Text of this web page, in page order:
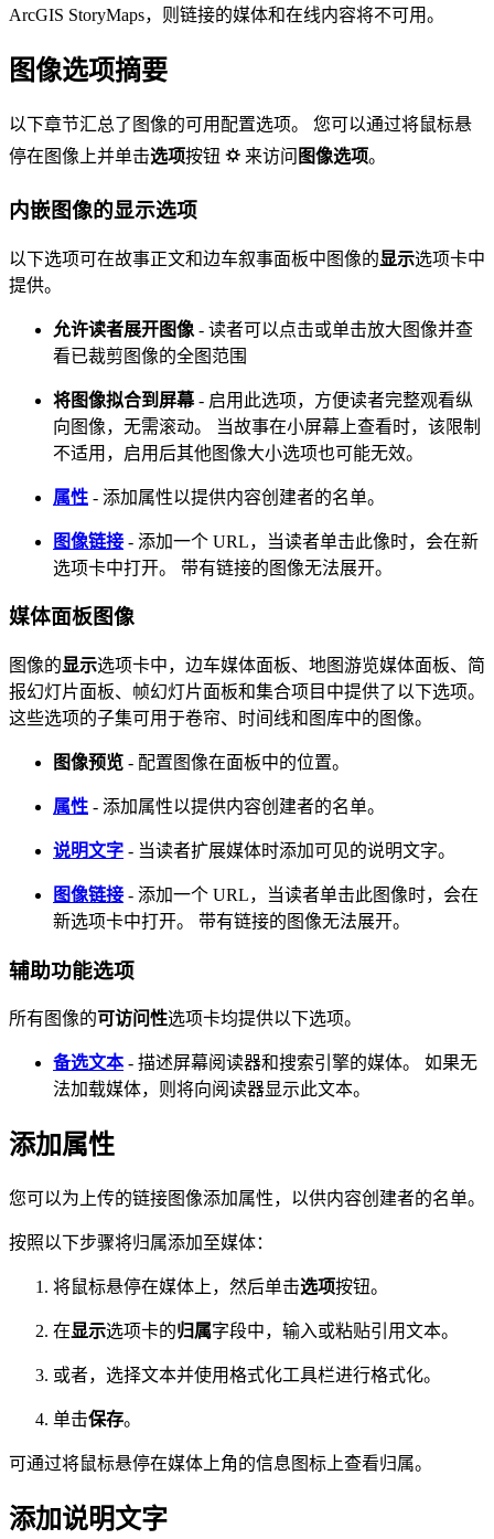
ArcGIS StoryMaps，则链接的媒体和在线内容将不可用。
图像选项摘要
以下章节汇总了图像的可用配置选项。 您可以通过将鼠标悬
停在图像上并单击选项按钮 ⛭ 来访问 图像选项。
内嵌图像的显示选项
以下选项可在故事正文和边车叙事面板中图像的显示选项卡中
提供。
允许读者展开图像 - 读者可以点击或单击放大图像并查
看已裁剪图像的全图范围
将图像拟合到屏幕- 启用此选项，方便读者完整观看纵
向图像，无需滚动。 当故事在小屏幕上查看时，该限制
不适用，启用后其他图像大小选项也可能无效。
属性 - 添加属性以提供内容创建者的名单。
图像链接 - 添加一个 URL，当读者单击此像时，会在新
选项卡中打开。 带有链接的图像无法展开。
媒体面板图像
图像的显示选项卡中，边车媒体面板、地图游览媒体面板、简
报幻灯片面板、帧幻灯片面板和集合项目中提供了以下选项。
这些选项的子集可用于卷帘、时间线和图库中的图像。
图像预览 - 配置图像在面板中的位置。
属性 - 添加属性以提供内容创建者的名单。
说明文字 - 当读者扩展媒体时添加可见的说明文字。
图像链接 - 添加一个 URL，当读者单击此图像时，会在
新选项卡中打开。 带有链接的图像无法展开。
辅助功能选项
所有图像的可访问性选项卡均提供以下选项。
备选文本- 描述屏幕阅读器和搜索引擎的媒体。 如果无
法加载媒体，则将向阅读器显示此文本。
添加属性
您可以为上传的链接图像添加属性，以供内容创建者的名单。
按照以下步骤将归属添加至媒体：
将鼠标悬停在媒体上，然后单击选项按钮。
在显示选项卡的归属字段中，输入或粘贴引用文本。
或者，选择文本并使用格式化工具栏进行格式化。
单击保存。
可通过将鼠标悬停在媒体上角的信息图标上查看归属。
添加说明文字